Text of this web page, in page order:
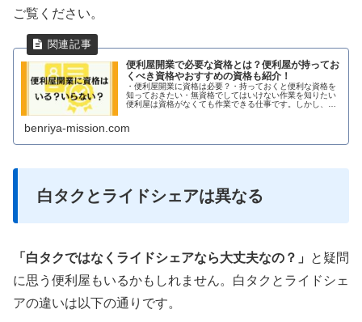
ご覧ください。
便利屋開業で必要な資格とは？便利屋が持ってお
くべき資格やおすすめの資格も紹介！
・便利屋開業に資格は必要？・持っておくと便利な資格を
知っておきたい・無資格でしてはいけない作業を知りたい
便利屋は資格がなくても作業できる仕事です。しかし、廃
benriya-mission.com
白タクとライドシェアは異なる
「白タクではなくライドシェアなら大丈夫なの？」
と疑問
に思う便利屋もいるかもしれません。白タクとライドシェ
アの違いは以下の通りです。